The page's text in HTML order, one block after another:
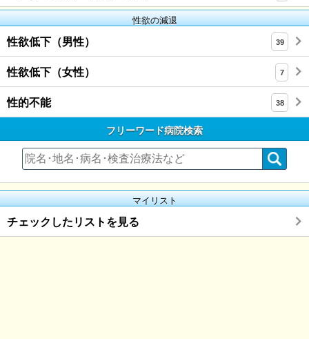
性欲の減退
性欲低下（男性） 39
性欲低下（女性） 7
性的不能 38
フリーワード病院検索
マイリスト
チェックしたリストを見る